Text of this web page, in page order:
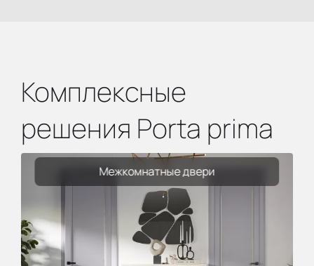
Комплексные
решения Porta prima
Межкомнатные двери